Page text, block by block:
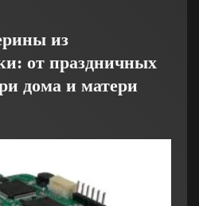
из
от праздничных
дома и матери